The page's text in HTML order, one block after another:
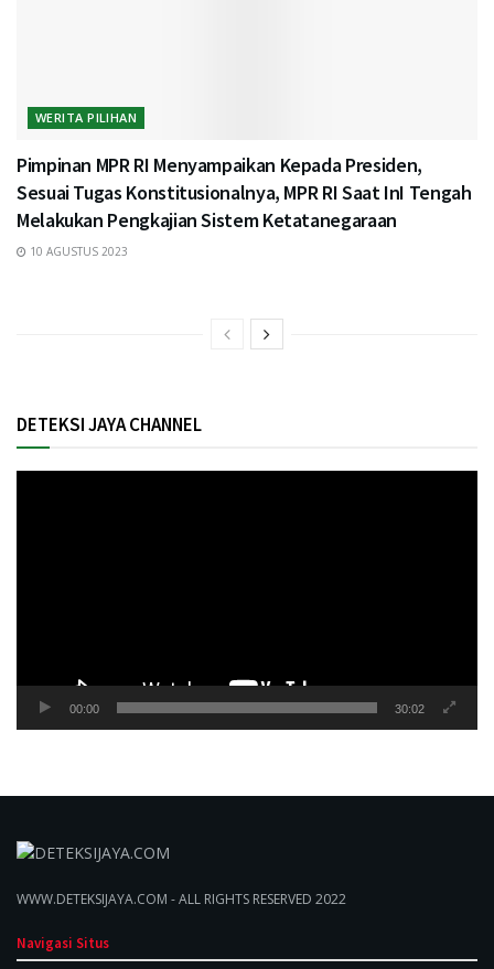
WERITA PILIHAN
Pimpinan MPR RI Menyampaikan Kepada Presiden,
Sesuai Tugas Konstitusionalnya, MPR RI Saat InI Tengah
Melakukan Pengkajian Sistem Ketatanegaraan
10 AGUSTUS 2023
DETEKSI JAYA CHANNEL
00:00 30:02
WWW.DETEKSIJAYA.COM - ALL RIGHTS RESERVED 2022
Navigasi Situs